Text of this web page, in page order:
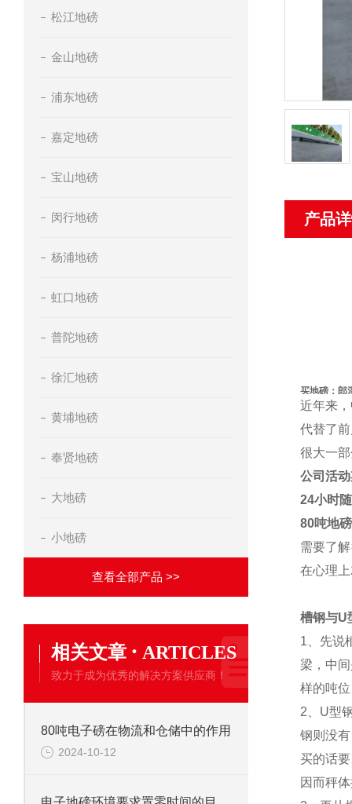
松江地磅
金山地磅
浦东地磅
嘉定地磅
宝山地磅
闵行地磅
杨浦地磅
虹口地磅
普陀地磅
徐汇地磅
黄埔地磅
奉贤地磅
大地磅
小地磅
查看全部产品 >>
相关文章 · ARTICLES
致力于成为优秀的解决方案供应商！
80吨电子磅在物流和仓储中的作用
2024-10-12
产品
买地磅：郎
近年来
代替了
很大一
公司活
24小时
80吨地磅
需要了
在心理
槽钢与U
1、先说
梁，中
样的吨
2、U型
钢则没
买的话
因而秤